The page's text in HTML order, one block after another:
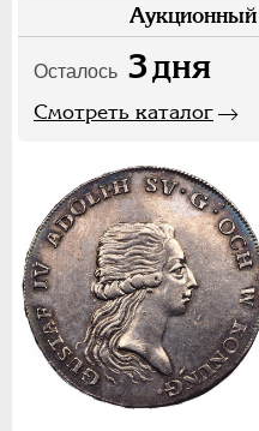
Осталось 3дня
Смотреть каталог